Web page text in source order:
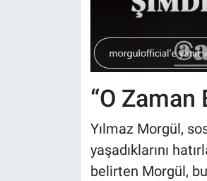
“O Zaman
Yılmaz Morgül,
yaşadıklarını
belirten Morgül,